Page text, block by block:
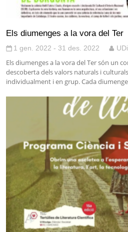
Els diumenges a la vora del Ter
1 gen. 2022 - 31 des. 2022
Els diumenges a la vora del Ter són un
descoberta dels valors naturals i
individualment i en grup. Cada diumenge